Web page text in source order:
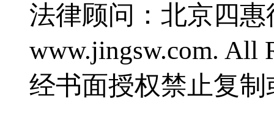
法律顾问：北京四
www.jingsw.com. All
经书面授权禁止复